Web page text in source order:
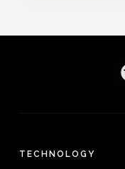
TECHNOLOGY